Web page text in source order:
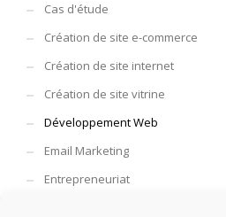
Cas d'étude
Création de site e-commerce
Création de site internet
Création de site vitrine
Développement Web
Email Marketing
Entrepreneuriat